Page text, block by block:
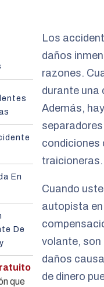
En
De
que
Los
daños
razones.
durante una
Además,
condiciones
traicioneras.
Cuando
autopista en
volante, son
daños
de dinero